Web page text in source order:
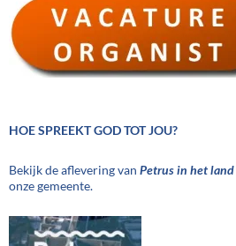
HOE SPREEKT GOD TOT JOU?
Bekijk de aflevering van Petrus in het land
onze gemeente.